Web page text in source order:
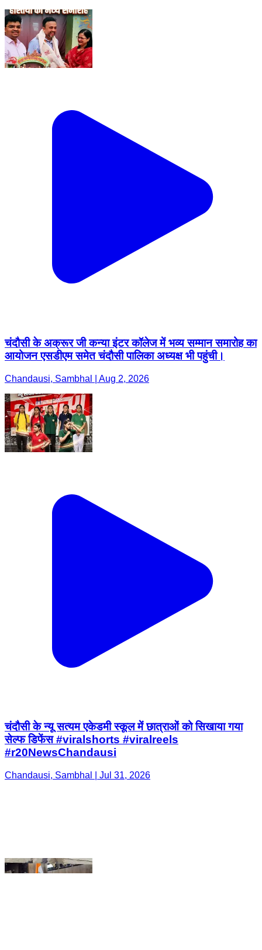
चंदौसी के अक्रूर जी कन्या इंटर कॉलेज में भव्य सम्मान समारोह का
चंदौसी के न्यू सत्यम एकेडमी स्कूल में छात्राओं को सिखाया गया
सेल्फ डिफेंस #viralshorts #viralreels